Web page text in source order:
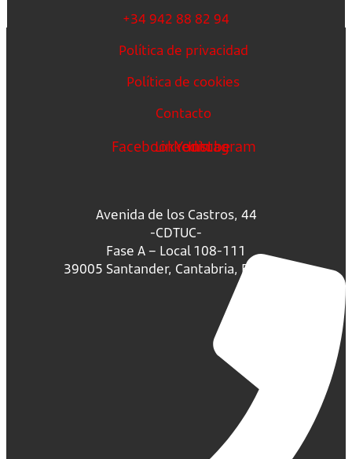
+34 942 88 82 94
Política de privacidad
Política de cookies
Contacto
FacebookLinkedin
Youtube
Instagram
Avenida de los Castros, 44
-CDTUC-
Fase A – Local 108-111
39005 Santander, Cantabria, España.